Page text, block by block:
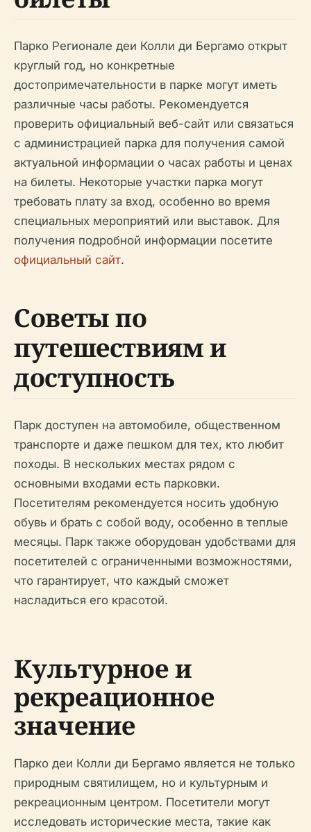
Парко Регионале деи Колли ди Бергамо открыт
круглый год, но конкретные
достопримечательности в парке могут иметь
различные часы работы. Рекомендуется
проверить официальный веб-сайт или связаться
с администрацией парка для получения самой
актуальной информации о часах работы и ценах
на билеты. Некоторые участки парка могут
требовать плату за вход, особенно во время
специальных мероприятий или выставок. Для
получения подробной информации посетите
официальный сайт.
Советы по
путешествиям и
доступность
Парк доступен на автомобиле, общественном
транспорте и даже пешком для тех, кто любит
походы. В нескольких местах рядом с
основными входами есть парковки.
Посетителям рекомендуется носить удобную
обувь и брать с собой воду, особенно в теплые
месяцы. Парк также оборудован удобствами для
посетителей с ограниченными возможностями,
что гарантирует, что каждый сможет
насладиться его красотой.
Культурное и
рекреационное
значение
Парко деи Колли ди Бергамо является не только
природным святилищем, но и культурным и
рекреационным центром. Посетители могут
исследовать исторические места, такие как